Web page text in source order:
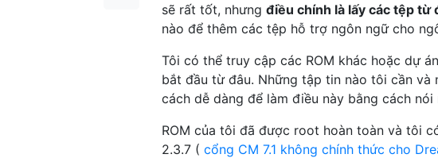
sẽ rất tốt, nhưng điều chính là lấy các tệp từ
nào để thêm các tệp hỗ trợ ngôn ngữ cho
Tôi có thể truy cập các ROM khác hoặc dự
bắt đầu từ đâu. Những tập tin nào tôi cần
cách dễ dàng để làm điều này bằng cách
ROM của tôi đã được root hoàn toàn và tôi
2.3.7 ( cổng CM 7.1 không chính thức cho